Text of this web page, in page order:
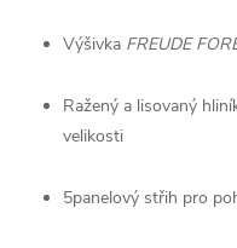
Výšivka FREUDE
Ražený a lisovaný
velikosti
5panelový střih pro